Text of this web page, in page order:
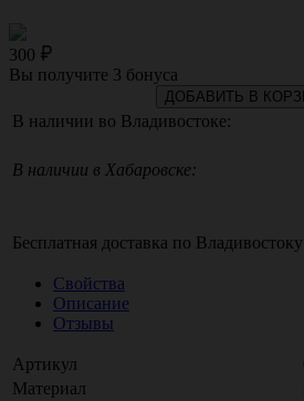
300
Вы получите 3 бонуса
ДОБАВИТЬ В
В наличии во Владивостоке:
В наличии в Хабаровске:
Бесплатная доставка по Владивостоку
Свойства
Описание
Отзывы
Артикул
Материал